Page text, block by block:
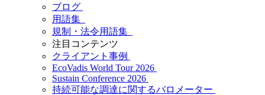
ブログ
用語集
規制・法令用語集
注目コンテンツ
クライアント事例
EcoVadis World Tour 2026
Sustain Conference 2026
持続可能な調達に関するバロメーター